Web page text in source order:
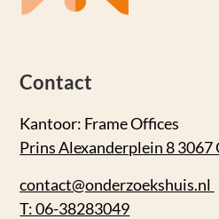
Contact
Kantoor: Frame Offices
Prins Alexanderplein 8 3067
contact@onderzoekshuis.nl
T: 06-38283049